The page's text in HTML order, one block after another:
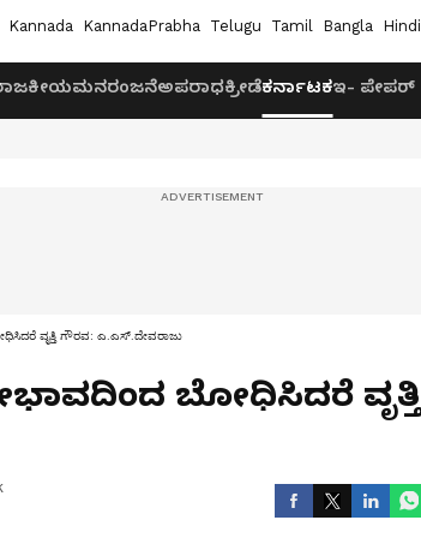
Kannada KannadaPrabha Telugu Tamil Bangla Hindi
ಮನರಂಜನೆಅಪರಾಧಕ್ರೀಡೆಕರ್ನಾಟಕಇ- ಪೇಪರ್
ವೃತ್ತಿ ಗೌರವ: ಎ.ಎಸ್.ದೇವರಾಜು
ಬೋಧಿಸಿದರೆ ವೃತ್ತಿ